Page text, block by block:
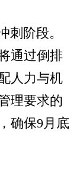
刺阶段。
通过倒排
人力与机
理要求的
确保9月底